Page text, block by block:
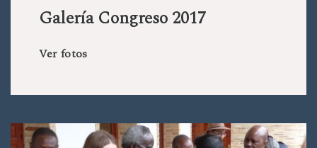
Galería Congreso 2017
Ver fotos